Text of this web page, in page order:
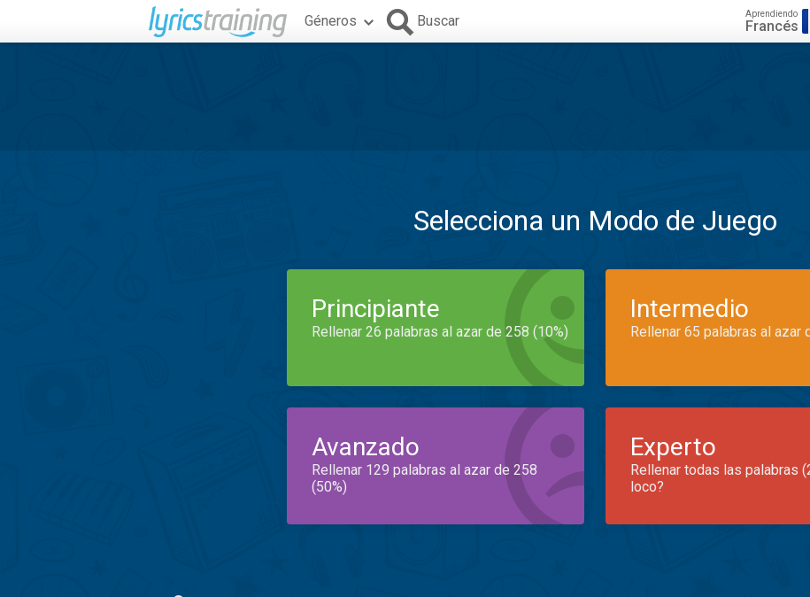
Géneros Buscar Aprendiendo
Francés
Selecciona un Modo de Juego
Principiante
Rellenar 26 palabras al azar de 258 (10%)
Intermedio
Rellenar 65 palabras al azar
Avanzado
Rellenar 129 palabras al azar de 258
(50%)
Experto
Rellenar todas las palabras
loco?